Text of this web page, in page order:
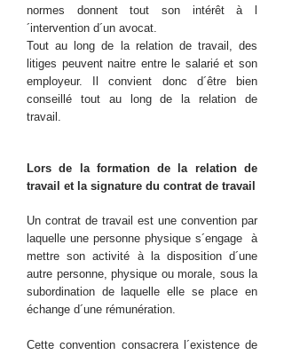
normes donnent tout son intérêt à l
´intervention d´un avocat.
Tout au long de la relation de travail, des
litiges peuvent naitre entre le salarié et son
employeur. Il convient donc d´être bien
conseillé tout au long de la relation de
travail.
Lors de la formation de la relation de
travail et la signature du contrat de travail
Un contrat de travail est une convention par
laquelle une personne physique s´engage à
mettre son activité à la disposition d´une
autre personne, physique ou morale, sous la
subordination de laquelle elle se place en
échange d´une rémunération.
Cette convention consacrera l´existence de